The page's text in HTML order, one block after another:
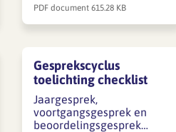
PDF document 615.28 KB
Gesprekscyclus
toelichting checklist
Jaargesprek,
voortgangsgesprek en
beoordelingsgesprek…